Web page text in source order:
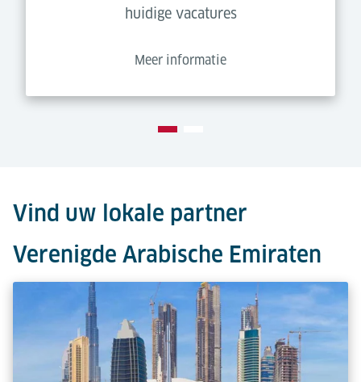
huidige vacatures
Meer informatie
Vind uw lokale partner
Verenigde Arabische Emiraten